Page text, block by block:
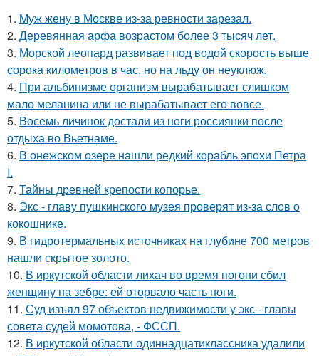
1. Mуж жену в Москве из-за ревности зарезал.
2. Деревянная арфа возрастом более 3 тысяч лет.
3. Морской леопард развивает под водой скорость выше
сорока километров в час, но на льду он неуклюж.
4. При альбинизме организм вырабатывает слишком
мало меланина или не вырабатывает его вовсе.
5. Восемь личинок достали из ноги россиянки после
отдыха во Вьетнаме.
6. В онежском озере нашли редкий корабль эпохи Петра
I.
7. Тайны древней крепости копорье.
8. Экс - главу пушкинского музея проверят из-за слов о
кокошнике.
9. В гидротермальных источниках на глубине 700 метров
нашли скрытое золото.
10. В иркутской области лихач во время погони сбил
женщину на зебре: ей оторвало часть ноги.
11. Суд изъял 97 объектов недвижимости у экс - главы
совета судей момотова, - ФССП.
12. В иркутской области одиннадцатиклассника удалили